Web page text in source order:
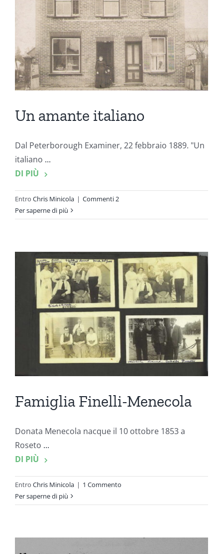
Un amante italiano
Dal Peterborough Examiner, 22 febbraio 1889. "Un
italiano ...
DI PIÙ
Entro Chris Minicola | Commenti 2
Per saperne di più
Famiglia Finelli-Menecola
Donata Menecola nacque il 10 ottobre 1853 a
Roseto ...
DI PIÙ
Entro Chris Minicola | 1 Commento
Per saperne di più